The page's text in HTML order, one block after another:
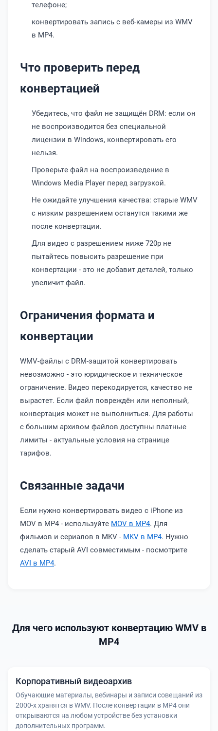
телефоне;
конвертировать запись с веб-камеры из WMV
в MP4.
Что проверить перед
конвертацией
Убедитесь, что файл не защищён DRM: если он
не воспроизводится без специальной
лицензии в Windows, конвертировать его
нельзя.
Проверьте файл на воспроизведение в
Windows Media Player перед загрузкой.
Не ожидайте улучшения качества: старые WMV
с низким разрешением останутся такими же
после конвертации.
Для видео с разрешением ниже 720p не
пытайтесь повысить разрешение при
конвертации - это не добавит деталей, только
увеличит файл.
Ограничения формата и
конвертации
WMV-файлы с DRM-защитой конвертировать
невозможно - это юридическое и техническое
ограничение. Видео перекодируется, качество не
вырастет. Если файл повреждён или неполный,
конвертация может не выполниться. Для работы
с большим архивом файлов доступны платные
лимиты - актуальные условия на странице
тарифов.
Связанные задачи
Если нужно конвертировать видео с iPhone из
MOV в MP4 - используйте MOV в MP4. Для
фильмов и сериалов в MKV - MKV в MP4. Нужно
сделать старый AVI совместимым - посмотрите
AVI в MP4.
Для чего используют конвертацию WMV в
MP4
Корпоративный видеоархив
Обучающие материалы, вебинары и записи совещаний из
2000-х хранятся в WMV. После конвертации в MP4 они
открываются на любом устройстве без установки
дополнительных программ.